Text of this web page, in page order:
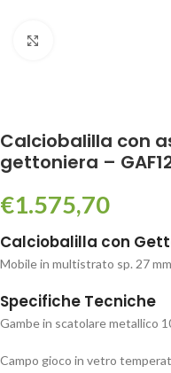
Calciobalilla con
gettoniera –
€1.575,70
Calciobalilla con
Mobile in multistrato sp. 27
Specifiche Tecniche
Gambe in scatolare metallico
Campo gioco in vetro